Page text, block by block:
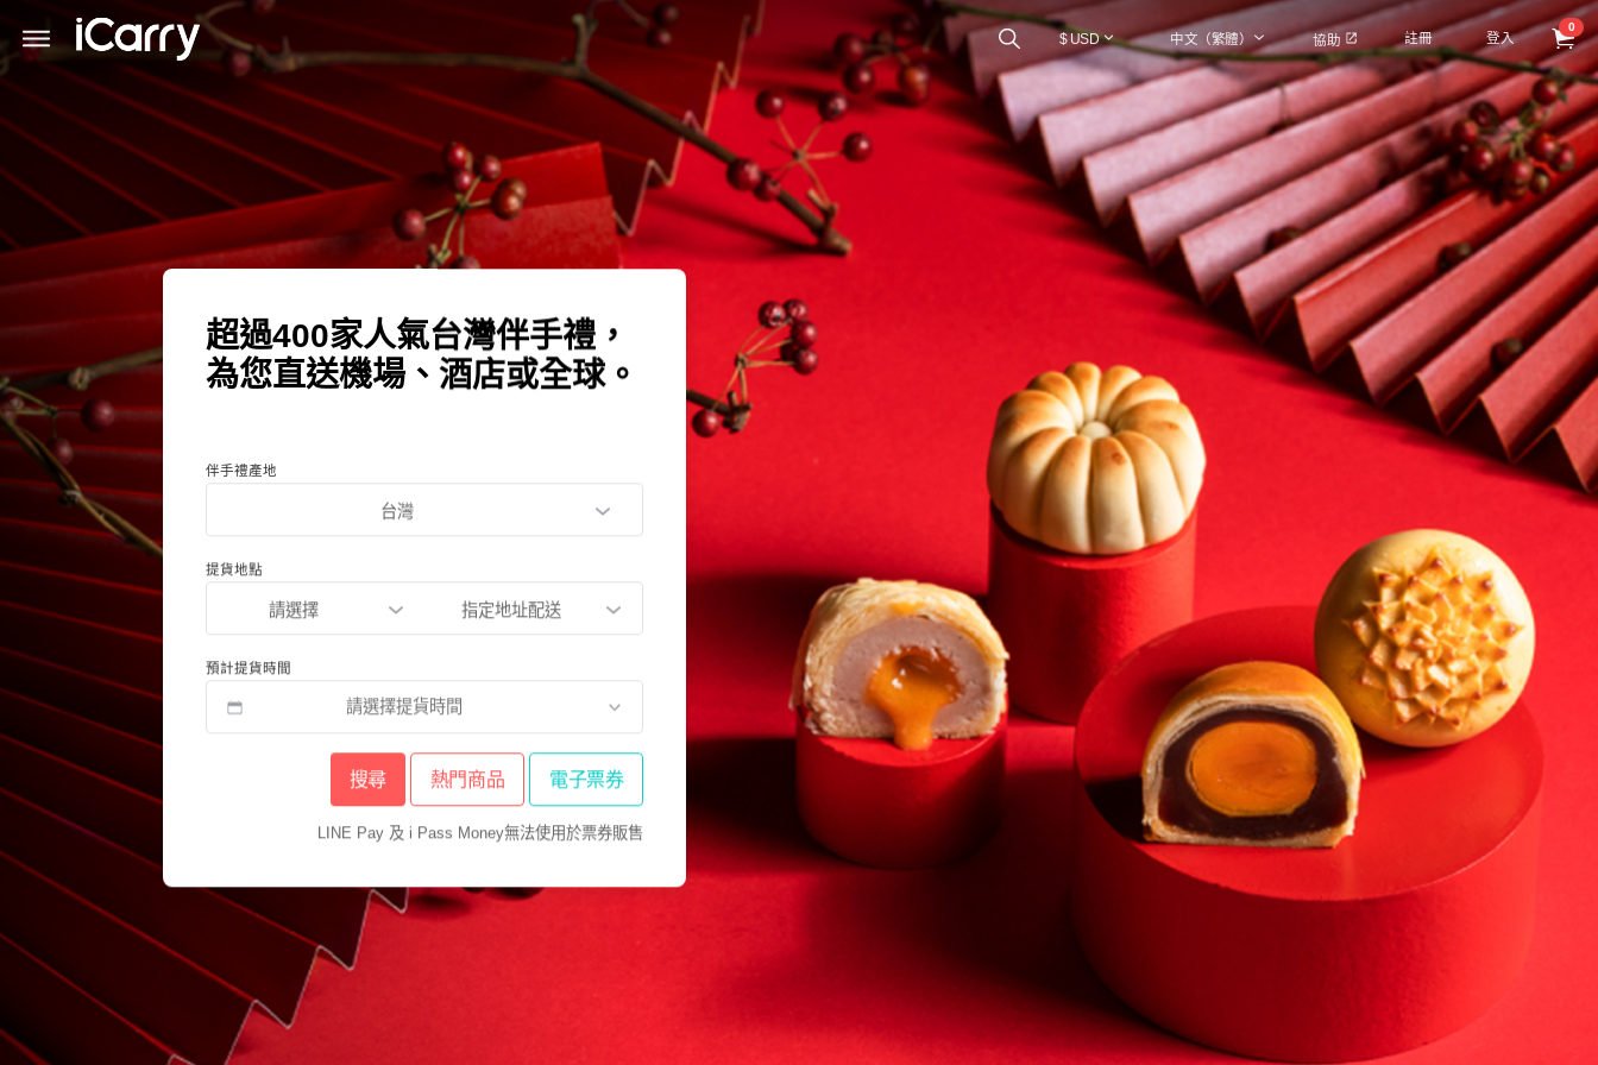
$ USD 中文（繁體） 協助 註冊 登入
0
超過400家人氣台灣伴手禮，
為您直送機場、酒店或全球。
伴手禮產地
台灣
提貨地點
請選擇 指定地址配送
預計提貨時間
搜尋 熱門商品 電子票券
LINE Pay 及 i Pass Money無法使用於票券販售